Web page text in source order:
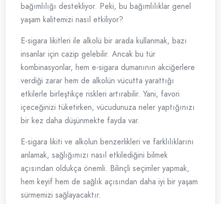
bağımlılığı destekliyor. Peki, bu bağımlılıklar genel
yaşam kalitemizi nasıl etkiliyor?
E-sigara likitleri ile alkolü bir arada kullanmak, bazı
insanlar için cazip gelebilir. Ancak bu tür
kombinasyonlar, hem e-sigara dumanının akciğerlere
verdiği zarar hem de alkolün vücutta yarattığı
etkilerle birleştikçe riskleri artırabilir. Yani, favori
içeceğinizi tüketirken, vücudunuza neler yaptığınızı
bir kez daha düşünmekte fayda var.
E-sigara likiti ve alkolun benzerlikleri ve farklılıklarını
anlamak, sağlığımızı nasıl etkilediğini bilmek
açısından oldukça önemli. Bilinçli seçimler yapmak,
hem keyif hem de sağlık açısından daha iyi bir yaşam
sürmemizi sağlayacaktır.